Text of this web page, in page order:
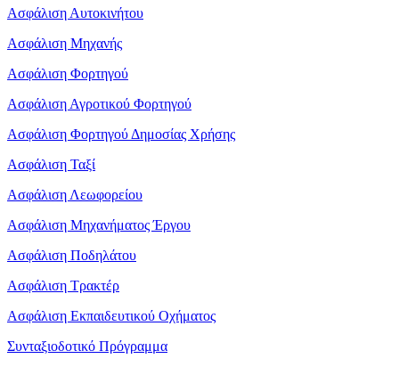
Ασφάλιση Αυτοκινήτου
Ασφάλιση Μηχανής
Ασφάλιση Φορτηγού
Ασφάλιση Αγροτικού Φορτηγού
Ασφάλιση Φορτηγού Δημοσίας Χρήσης
Ασφάλιση Ταξί
Ασφάλιση Λεωφορείου
Ασφάλιση Μηχανήματος Έργου
Ασφάλιση Ποδηλάτου
Ασφάλιση Τρακτέρ
Ασφάλιση Εκπαιδευτικού Οχήματος
Συνταξιοδοτικό Πρόγραμμα